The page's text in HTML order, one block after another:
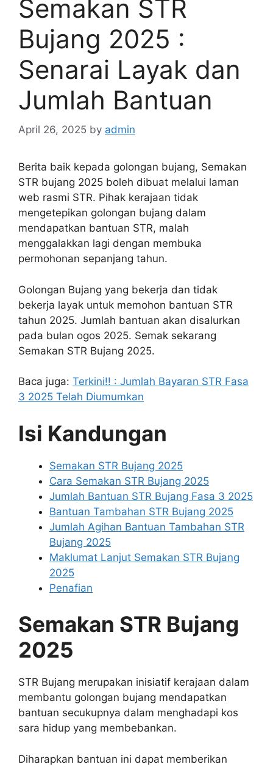
Semakan STR
Bujang 2025 :
Senarai Layak dan
Jumlah Bantuan
April 26, 2025 by admin
Berita baik kepada golongan bujang, Semakan
STR bujang 2025 boleh dibuat melalui laman
web rasmi STR. Pihak kerajaan tidak
mengetepikan golongan bujang dalam
mendapatkan bantuan STR, malah
menggalakkan lagi dengan membuka
permohonan sepanjang tahun.
Golongan Bujang yang bekerja dan tidak
bekerja layak untuk memohon bantuan STR
tahun 2025. Jumlah bantuan akan disalurkan
pada bulan ogos 2025. Semak sekarang
Semakan STR Bujang 2025.
Baca juga: Terkini!! : Jumlah Bayaran STR Fasa
3 2025 Telah Diumumkan
Isi Kandungan
Semakan STR Bujang 2025
Cara Semakan STR Bujang 2025
Jumlah Bantuan STR Bujang Fasa 3 2025
Bantuan Tambahan STR Bujang 2025
Jumlah Agihan Bantuan Tambahan STR
Bujang 2025
Maklumat Lanjut Semakan STR Bujang
2025
Penafian
Semakan STR Bujang
2025
STR Bujang merupakan inisiatif kerajaan dalam
membantu golongan bujang mendapatkan
bantuan secukupnya dalam menghadapi kos
sara hidup yang membebankan.
Diharapkan bantuan ini dapat memberikan